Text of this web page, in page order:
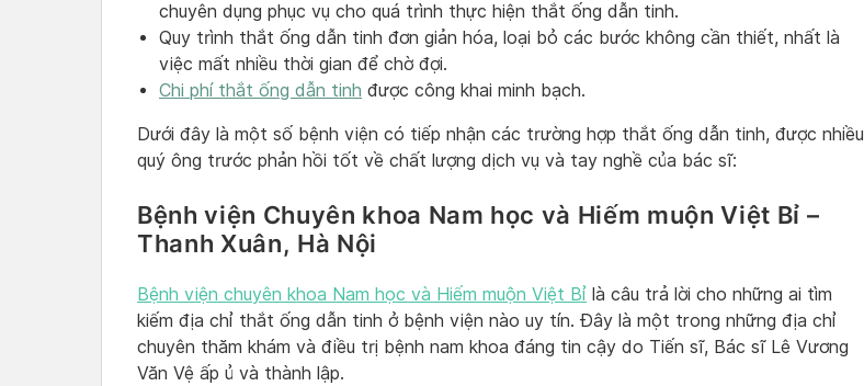
chuyên dụng phục vụ cho quá trình thực hiện thắt ống dẫn tinh.
Quy trình thắt ống dẫn tinh đơn giản hóa, loại bỏ các bước không cần thiết, nhất là
việc mất nhiều thời gian để chờ đợi.
Chi phí thắt ống dẫn tinh được công khai minh bạch.
Dưới đây là một số bệnh viện có tiếp nhận các trường hợp thắt ống dẫn tinh, được nhiều
quý ông trước phản hồi tốt về chất lượng dịch vụ và tay nghề của bác sĩ:
Bệnh viện Chuyên khoa Nam học và Hiếm muộn Việt Bỉ –
Thanh Xuân, Hà Nội
Bệnh viện chuyên khoa Nam học và Hiếm muộn Việt Bỉ là câu trả lời cho những ai tìm
kiếm địa chỉ thắt ống dẫn tinh ở bệnh viện nào uy tín. Đây là một trong những địa chỉ
chuyên thăm khám và điều trị bệnh nam khoa đáng tin cậy do Tiến sĩ, Bác sĩ Lê Vương
Văn Vệ ấp ủ và thành lập.